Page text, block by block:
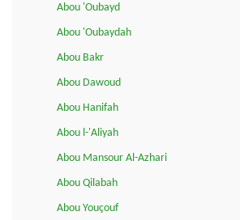
Abou 'Oubayd
Abou 'Oubaydah
Abou Bakr
Abou Dawoud
Abou Hanifah
Abou l-'Aliyah
Abou Mansour Al-Azhari
Abou Qilabah
Abou Youçouf